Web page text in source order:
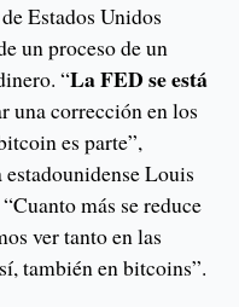
Estados Unidos
un proceso de un
“La FED se está
una corrección en los
es parte”,
Louis
más se reduce
ver tanto en las
también en bitcoins”.